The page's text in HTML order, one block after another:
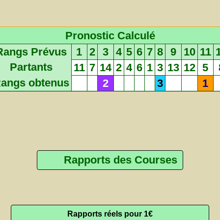
Pronostic Calculé
Prévus
1 2 3 4 5 6 7 8 9 10 11
Partants
11 7 14 2 4 6 1 3 13 12 5
obtenus
2 3 1
Rapports des Courses
Rapports réels pour 1€